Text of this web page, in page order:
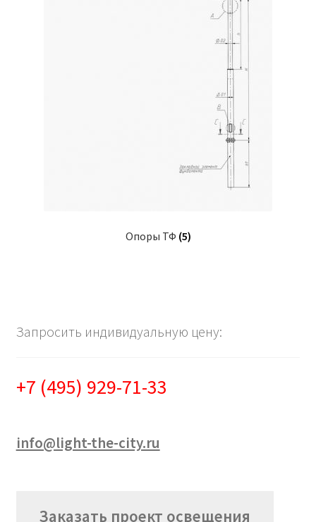
Опоры ТФ (5)
Запросить индивидуальную цену:
+7 (495) 929-71-33
info@light-the-city.ru
Заказать проект освещения